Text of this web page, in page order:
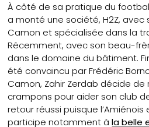
À côté de sa pratique du
a monté une société, H2Z, avec
Camon et spécialisée dans la
Récemment, avec son beau-
dans le domaine du bâtiment.
été convaincu par Frédéric
Camon, Zahir Zerdab décide de
crampons pour aider son club
retour réussi puisque
participe notamment àla belle